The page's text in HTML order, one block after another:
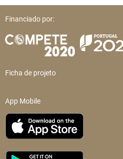
Financiado por:
Ficha de projeto
App Mobile